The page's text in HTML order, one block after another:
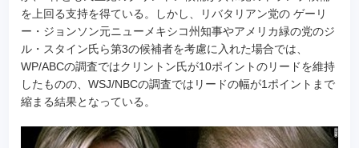
を上回る支持を得ている。しかし、リバタリアン党の ゲーリ
ー・ジョンソン元ニューメキシコ州知事やアメリカ緑の党のジ
ル・スタイン氏ら第3の候補者を考慮に入れた場合では、
WP/ABCの調査ではクリントン氏が10ポイントのリードを維持
したものの、WSJ/NBCの調査ではリードの幅が1ポイントまで
縮まる結果となっている。